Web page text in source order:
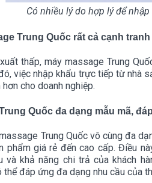
Có nhiều lý do hợp lý để
Trung Quốc rất cả cạnh tranh
thấp, máy massage Trung
việc nhập khẩu trực tiếp từ nhà
cho doanh nghiệp.
Quốc đa dạng mẫu mã,
Trung Quốc vô cùng đa
phẩm giá rẻ đến cao cấp. Điều
và khả năng chi trả của khách
thể đáp ứng đa dạng nhu cầu của